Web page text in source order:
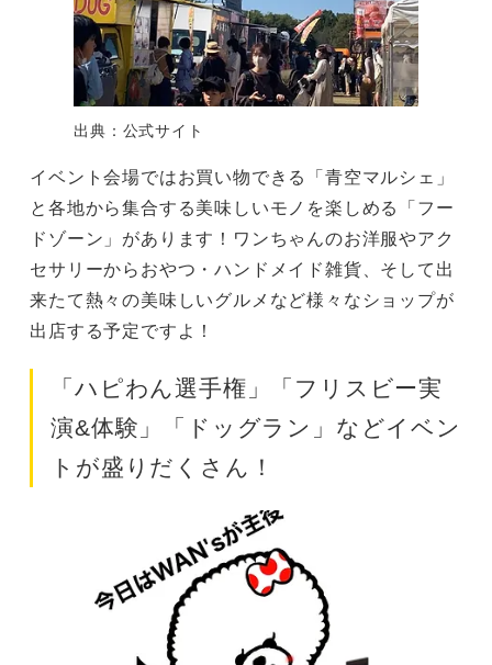
出典：公式サイト
イベント会場ではお買い物できる「青空マルシェ」
と各地から集合する美味しいモノを楽しめる「フー
ドゾーン」があります！ワンちゃんのお洋服やアク
セサリーからおやつ・ハンドメイド雑貨、そして出
来たて熱々の美味しいグルメなど様々なショップが
出店する予定ですよ！
「ハピわん選手権」「フリスビー実
演&体験」「ドッグラン」などイベン
トが盛りだくさん！